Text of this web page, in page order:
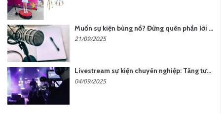
Muốn sự kiện bùng nổ? Đừng quên phần lời hát đậm chất riêng
21/09/2025
Livestream sự kiện chuyên nghiệp: Tăng tương tác, nâng tầm thương hiệu
04/09/2025